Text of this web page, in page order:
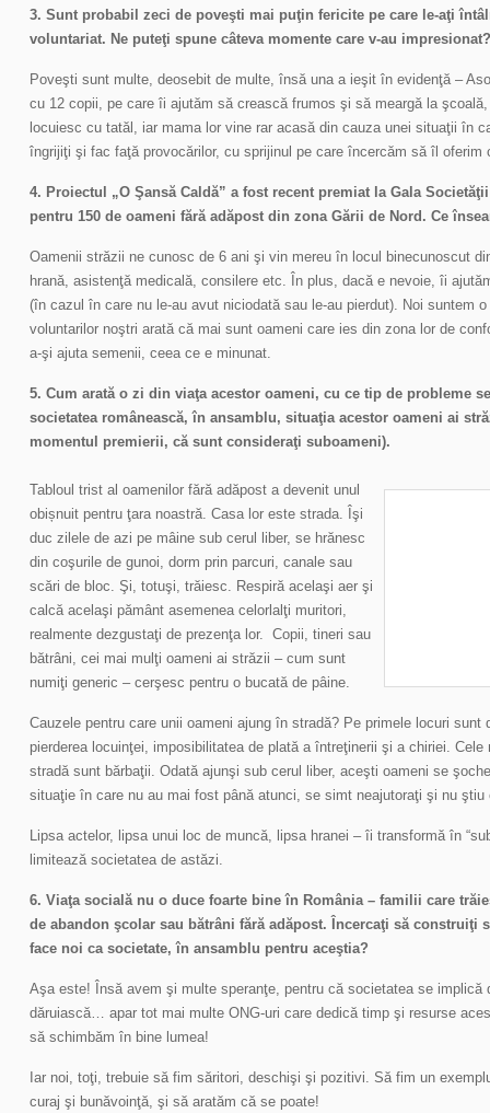
3. Sunt probabil zeci de poveşti mai puţin fericite pe care le-aţi
voluntariat. Ne puteţi spune câteva momente care v-au impresionat?
Poveşti sunt multe, deosebit de multe, însă una a ieşit în evidenţă –
cu 12 copii, pe care îi ajutăm să crească frumos şi să meargă la
locuiesc cu tatăl, iar mama lor vine rar acasă din cauza unei situaţii în
îngrijiţi şi fac faţă provocărilor, cu sprijinul pe care încercăm să îl oferim
4. Proiectul „O Şansă Caldă” a fost recent premiat la Gala
pentru 150 de oameni fără adăpost din zona Gării de Nord. Ce
Oamenii străzii ne cunosc de 6 ani şi vin mereu în locul binecunoscut
hrană, asistenţă medicală, consilere etc. În plus, dacă e nevoie, îi
(în cazul în care nu le-au avut niciodată sau le-au pierdut). Noi suntem
voluntarilor noştri arată că mai sunt oameni care ies din zona lor de
a-şi ajuta semenii, ceea ce e minunat.
5. Cum arată o zi din viaţa acestor oameni, cu ce tip de probleme
societatea românească, în ansamblu, situaţia acestor oameni ai
momentul premierii, că sunt consideraţi suboameni).
Tabloul trist al oamenilor fără adăpost a devenit unul
obișnuit pentru ţara noastră. Casa lor este strada. Îşi
duc zilele de azi pe mâine sub cerul liber, se hrănesc
din coşurile de gunoi, dorm prin parcuri, canale sau
scări de bloc. Şi, totuşi, trăiesc. Respiră acelaşi aer şi
calcă acelaşi pământ asemenea celorlalţi muritori,
realmente dezgustaţi de prezenţa lor. Copii, tineri sau
bătrâni, cei mai mulţi oameni ai străzii – cum sunt
numiţi generic – cerşesc pentru o bucată de pâine.
Cauzele pentru care unii oameni ajung în stradă? Pe primele locuri
pierderea locuinţei, imposibilitatea de plată a întreţinerii şi a chiriei.
stradă sunt bărbaţii. Odată ajunşi sub cerul liber, aceşti oameni se
situaţie în care nu au mai fost până atunci, se simt neajutoraţi şi nu ştiu
Lipsa actelor, lipsa unui loc de muncă, lipsa hranei – îi transformă în
limitează societatea de astăzi.
6. Viaţa socială nu o duce foarte bine în România – familii care
de abandon şcolar sau bătrâni fără adăpost. Încercaţi să construiţi
face noi ca societate, în ansamblu pentru aceştia?
Aşa este! Însă avem şi multe speranţe, pentru că societatea se
dăruiască… apar tot mai multe ONG-uri care dedică timp şi resurse
să schimbăm în bine lumea!
Iar noi, toţi, trebuie să fim săritori, deschişi şi pozitivi. Să fim un
curaj şi bunăvoinţă, şi să aratăm că se poate!